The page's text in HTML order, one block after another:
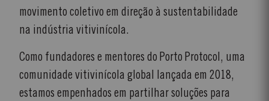
movimento coletivo em direção à sustentabilidade
na indústria vitivinícola.
Como fundadores e mentores do Porto Protocol, uma
comunidade vitivinícola global lançada em 2018,
estamos empenhados em partilhar soluções para